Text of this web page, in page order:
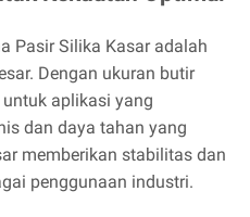
Pasir Silika Kasar adalah
Dengan ukuran butir
aplikasi yang
dan daya tahan yang
memberikan stabilitas dan
penggunaan industri.